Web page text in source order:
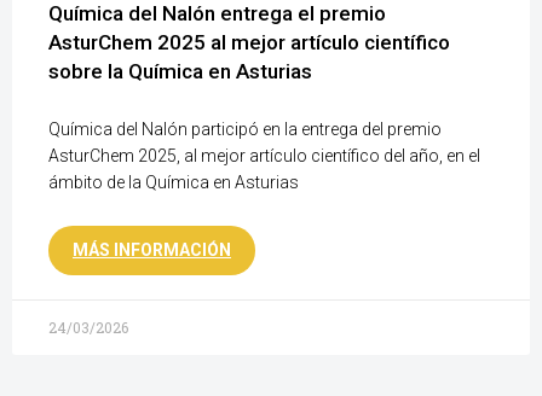
Química del Nalón entrega el premio
AsturChem 2025 al mejor artículo científico
sobre la Química en Asturias
Química del Nalón participó en la entrega del premio
AsturChem 2025, al mejor artículo científico del año, en el
ámbito de la Química en Asturias
MÁS INFORMACIÓN
24/03/2026